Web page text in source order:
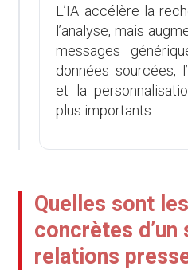
L’IA accélère la
l’analyse, mais
messages
données sourcées,
et la
plus importants.
Quelles sont
concrètes d’un
relations